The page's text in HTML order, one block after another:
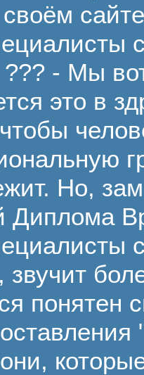
- Мы
это в
Но,
понятен